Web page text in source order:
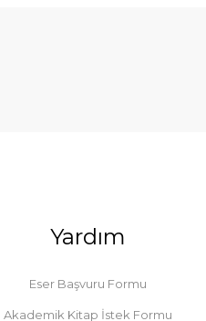
Yardım
Eser Başvuru Formu
Akademik Kitap İstek Formu